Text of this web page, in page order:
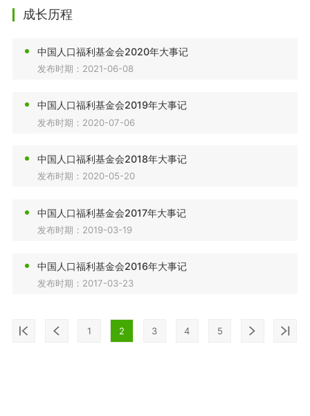
成长历程
中国人口福利基金会2020年大事记
发布时期：2021-06-08
中国人口福利基金会2019年大事记
发布时期：2020-07-06
中国人口福利基金会2018年大事记
发布时期：2020-05-20
中国人口福利基金会2017年大事记
发布时期：2019-03-19
中国人口福利基金会2016年大事记
发布时期：2017-03-23
1 2 3 4 5